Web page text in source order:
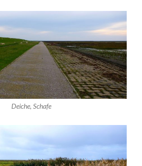
Deiche, Schafe